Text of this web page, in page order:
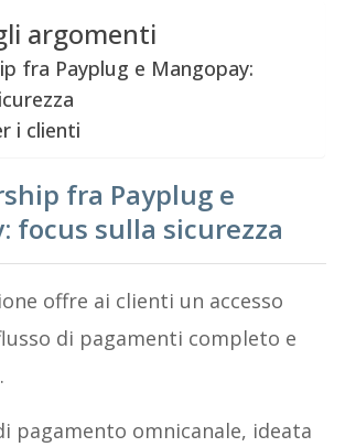
argomenti
fra Payplug e Mangopay:
i clienti
fra Payplug e
focus sulla sicurezza
offre ai clienti un accesso
di pagamenti completo e
pagamento omnicanale, ideata